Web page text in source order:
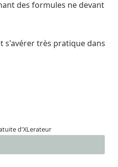
des formules ne devant
s'avérer très pratique dans
d'XLerateur